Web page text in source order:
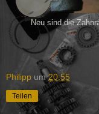
Neu sind die
Philipp um20:55
Teilen